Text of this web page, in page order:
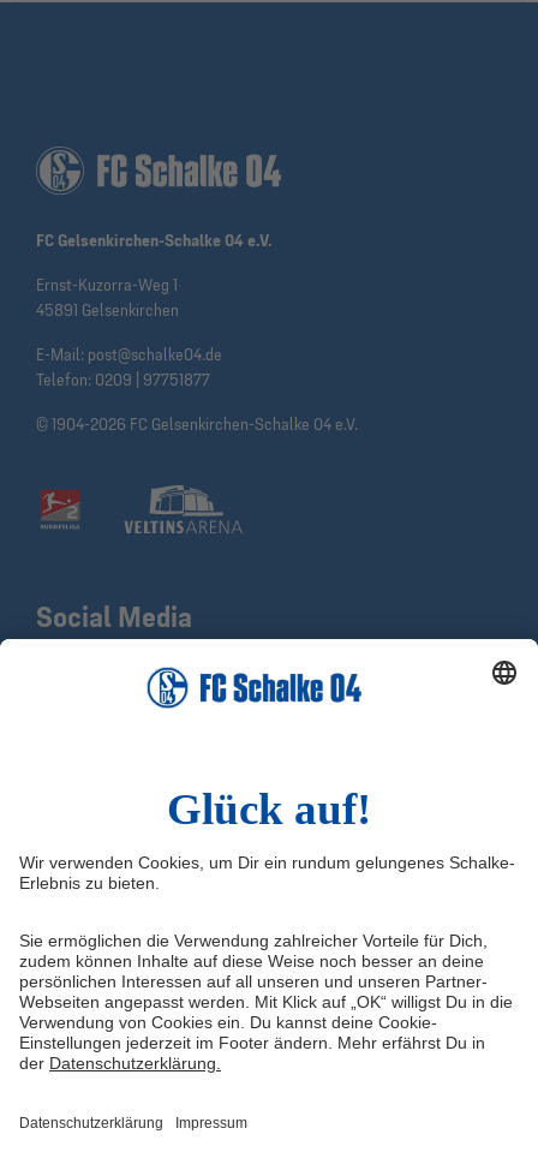
FC Gelsenkirchen-Schalke 04 e.V.
Ernst-Kuzorra-Weg 1
45891 Gelsenkirchen
E-Mail: post@schalke04.de
Telefon: 0209 | 97751877
© 1904-2026 FC Gelsenkirchen-Schalke 04 e.V.
Impressum
Medien/Presse
FAQ
Datenschutz
Haftungsausschluss
Quicklinks
Shop
schalke04.de
Schalke TV
VELTINS-Arena
ERWIN buchen
Social Media
X